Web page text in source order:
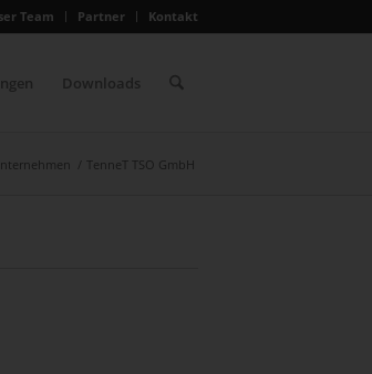
Team Partner Kontakt
Downloads
/ TenneT TSO GmbH